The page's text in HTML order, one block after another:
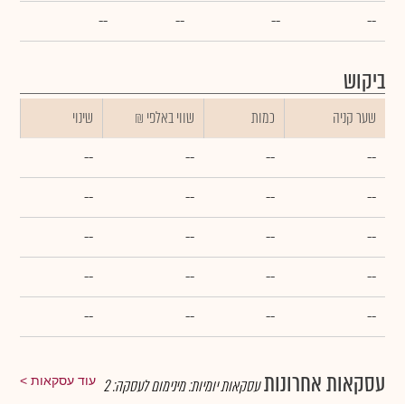
--
--
--
--
ביקוש
שער קניה כמות ₪ שווי באלפי
שינוי
--
--
--
--
--
--
--
--
--
--
--
--
--
--
--
--
--
--
--
--
עסקאות אחרונות עוד עסקאות עסקאות יומיות:מינימום לעסקה:2